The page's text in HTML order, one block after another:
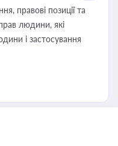
правові позиції та
людини, які
і застосування